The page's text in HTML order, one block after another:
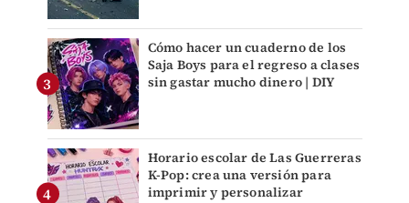
Cómo hacer un cuaderno de los
Saja Boys para el regreso a clases
sin gastar mucho dinero | DIY
Horario escolar de Las Guerreras
K-Pop: crea una versión para
imprimir y personalizar